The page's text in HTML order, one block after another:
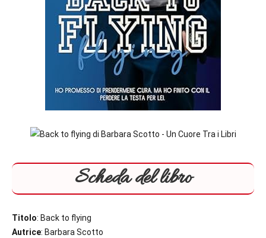
Scheda del libro
Titolo: Back to flying
Autrice: Barbara Scotto